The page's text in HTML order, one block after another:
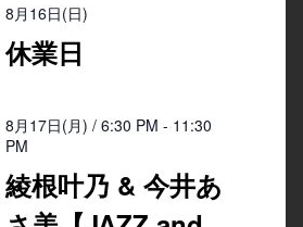
8月16日(日)
休業日
8月17日(月) / 6:30 PM - 11:30
PM
綾根叶乃 & 今井あ